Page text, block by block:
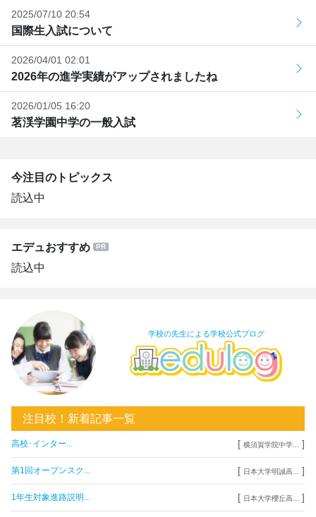
2025/07/10 20:54
国際生入試について
2026/04/01 02:01
2026年の進学実績がアップされましたね
2026/01/05 16:20
茗渓学園中学の一般入試
今注目のトピックス
読込中
エデュおすすめ
読込中
学校の先生による学校公式ブログ
注目校！新着記事一覧
高校･インター... [ 横須賀学院中学... ]
第1回オープンスク... [ 日本大学明誠高... ]
1年生対象進路説明... [ 日本大学櫻丘高... ]